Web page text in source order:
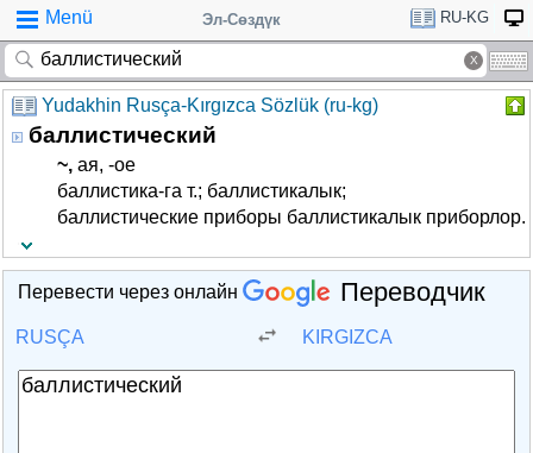
Menü Эл-Сөздүк RU-KG
Yudakhin Rusça-Kırgızca Sözlük (ru-kg)
баллистический
~, ­ая, -ое
баллистика-га т.; баллистикалык;
баллистические приборы баллистикалык приборлор.
Перевести через онлайн Переводчик
RUSÇA KIRGIZCA